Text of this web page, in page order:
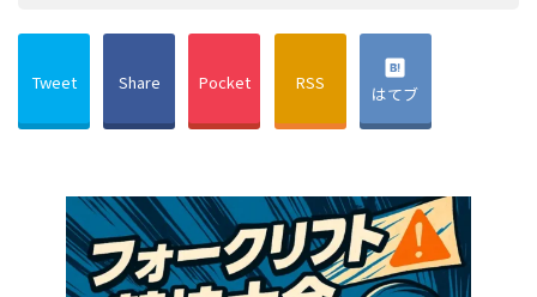
Tweet Share Pocket RSS はてブ